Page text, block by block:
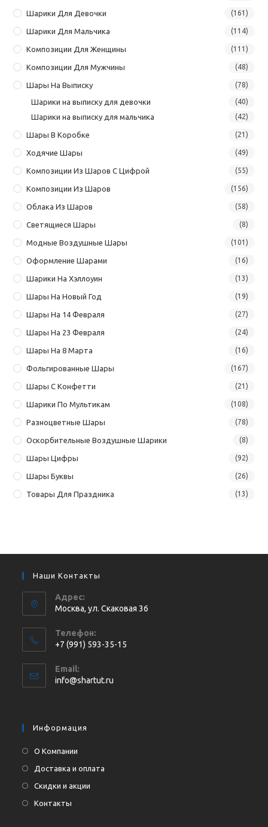
Шарики Для Девочки (161)
Шарики Для Мальчика (114)
Композиции Для Женщины (111)
Композиции Для Мужчины (48)
Шары На Выписку (78)
Шарики на выписку для девочки (40)
Шарики на выписку для мальчика (42)
Шары В Коробке (21)
Ходячие Шары (49)
Композиции Из Шаров С Цифрой (55)
Композиции Из Шаров (156)
Облака Из Шаров (58)
Светящиеся Шары (8)
Модные Воздушные Шары (101)
Оформление Шарами (16)
Шарики На Хэллоуин (13)
Шары На Новый Год (19)
Шары На 14 Февраля (27)
Шары На 23 Февраля (24)
Шары На 8 Марта (16)
Фольгированные Шары (167)
Шары С Конфетти (21)
Шарики По Мультикам (108)
Разноцветные Шары (78)
Оскорбительные Воздушные Шарики (8)
Шары Цифры (92)
Шары Буквы (26)
Товары Для Праздника (13)
Наши Контакты
Адрес:
Москва, ул. Cкаковая 36
Телефон:
+7 (991) 593-35-15
в
вашем
Email:
info@shartut.ru
Информация
О Компании
Доставка и оплата
Скидки и акции
Контакты